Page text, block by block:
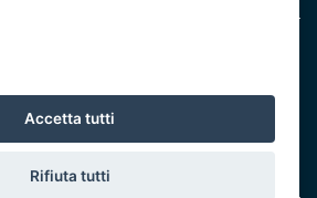
Accetta tutti
Rifiuta tutti